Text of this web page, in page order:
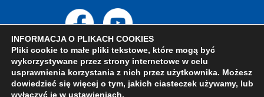
INFORMACJA O PLIKACH COOKIES
Pliki cookie to małe pliki tekstowe, które mogą być
wykorzystywane przez strony internetowe w celu
usprawnienia korzystania z nich przez użytkownika. Możesz
dowiedzieć się więcej o tym, jakich ciasteczek używamy, lub
wyłączyć je w ustawieniach.